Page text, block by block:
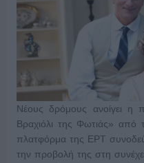
Νέους δρόμους ανοίγει η
Βραχιόλι της Φωτιάς»
πλατφόρμα της ΕΡΤ
την προβολή της στη